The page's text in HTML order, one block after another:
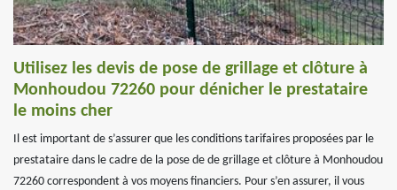
Utilisez les devis de pose de grillage et clôture à
Monhoudou 72260 pour dénicher le prestataire
le moins cher
Il est important de s’assurer que les conditions tarifaires proposées par le
prestataire dans le cadre de la pose de de grillage et clôture à Monhoudou
72260 correspondent à vos moyens financiers. Pour s’en assurer, il vous